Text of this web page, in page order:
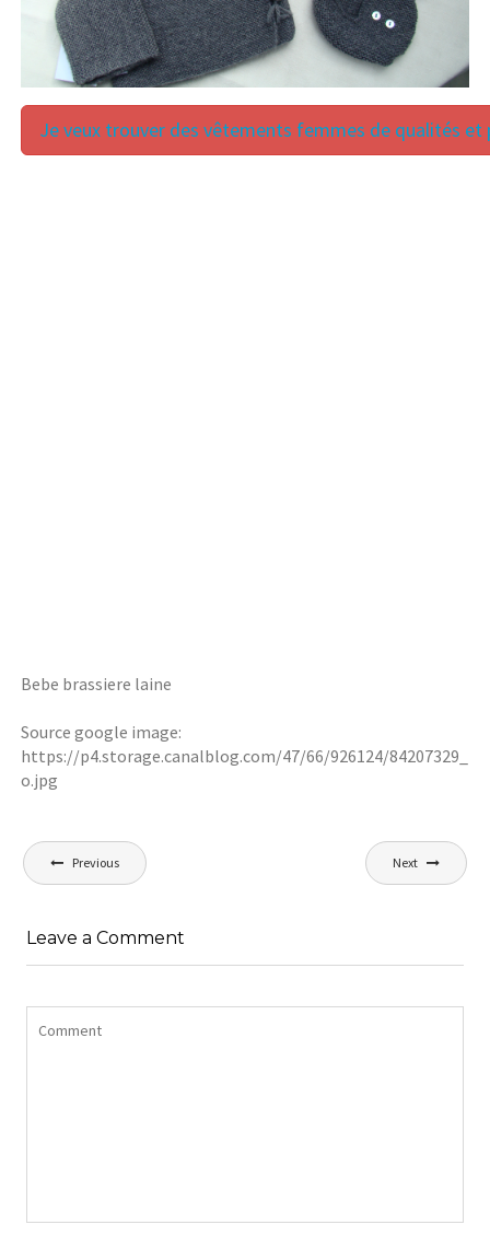
Je veux trouver des vêtements femmes de qualités et
Bebe brassiere laine
Source google image:
https://p4.storage.canalblog.com/47/66/926124/84207329_
o.jpg
Navigation
de
Previous Next
Leave a Comment